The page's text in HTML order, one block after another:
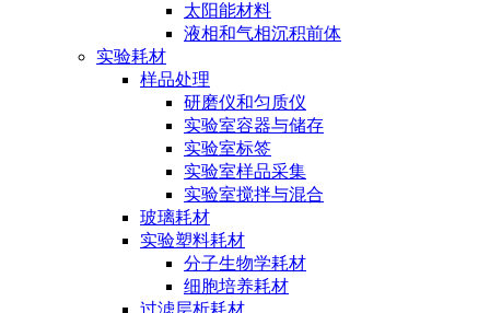
太阳能材料
液相和气相沉积前体
实验耗材
样品处理
研磨仪和匀质仪
实验室容器与储存
实验室标签
实验室样品采集
实验室搅拌与混合
玻璃耗材
实验塑料耗材
分子生物学耗材
细胞培养耗材
过滤层析耗材